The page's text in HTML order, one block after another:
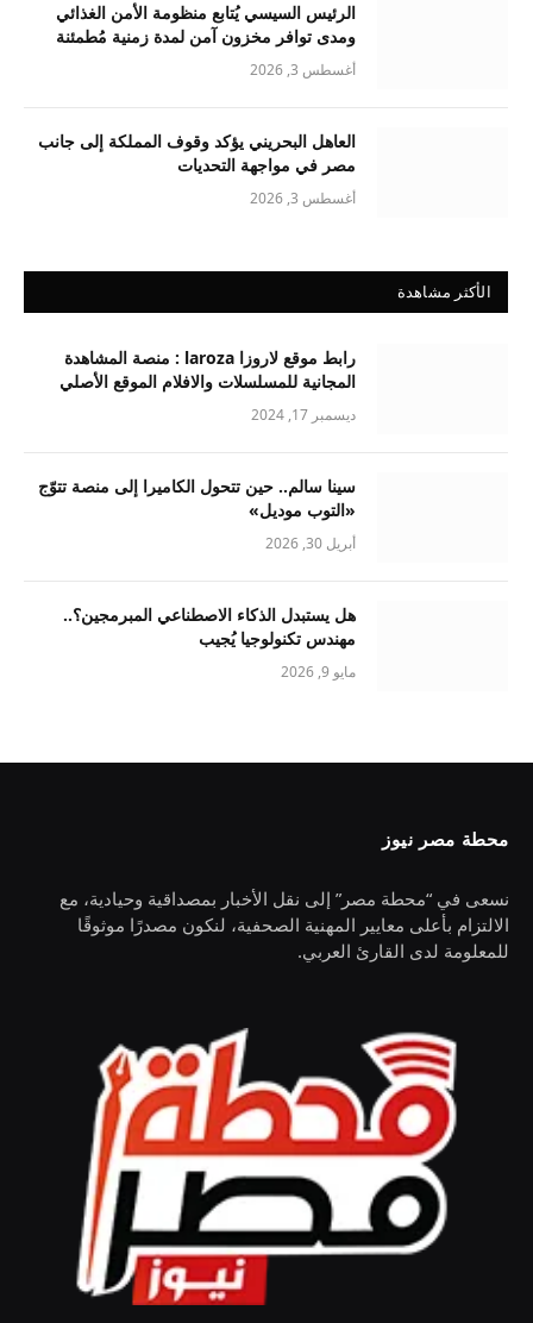
الرئيس السيسي يُتابع منظومة الأمن الغذائي
ومدى توافر مخزون آمن لمدة زمنية مُطمئنة
أغسطس 3, 2026
العاهل البحريني يؤكد وقوف المملكة إلى جانب
مصر في مواجهة التحديات
أغسطس 3, 2026
الأكثر مشاهدة
رابط موقع لاروزا laroza : منصة المشاهدة
المجانية للمسلسلات والافلام الموقع الأصلي
ديسمبر 17, 2024
سينا سالم.. حين تتحول الكاميرا إلى منصة تتوّج
«التوب موديل»
أبريل 30, 2026
هل يستبدل الذكاء الاصطناعي المبرمجين؟..
مهندس تكنولوجيا يُجيب
مايو 9, 2026
محطة مصر نيوز
نسعى في “محطة مصر” إلى نقل الأخبار بمصداقية وحيادية، مع
الالتزام بأعلى معايير المهنية الصحفية، لنكون مصدرًا موثوقًا
للمعلومة لدى القارئ العربي.